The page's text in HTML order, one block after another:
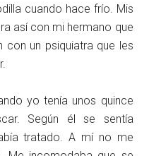
cuando hace frío. Mis
así con mi hermano que
con un psiquiatra que les
yo tenía unos quince
Según él se sentía
tratado. A mí no me